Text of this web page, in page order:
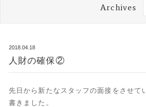
Archives
2018.04.18
人財の確保②
先日から新たなスタッフの面接をさせて
書きました。